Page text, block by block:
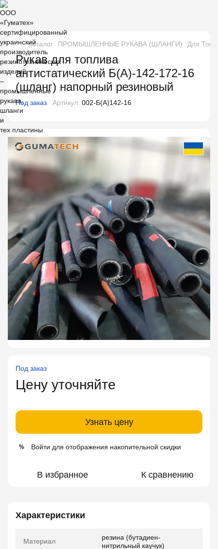
Каталог ПРОМЫШЛЕННЫЕ РУКАВА (ШЛАНГИ) Для
Рукав для топлива
антистатический Б(А)-142-172-16
(шланг) напорный резиновый
Под заказ Артикул: 002-Б(А)142-16
Под заказ
Цену уточняйте
Узнать цену
% Войти для отображения накопительной скидки
В избранное К сравнению
Характеристики
Материал
резина (бутадиен-
нитрильный каучук)